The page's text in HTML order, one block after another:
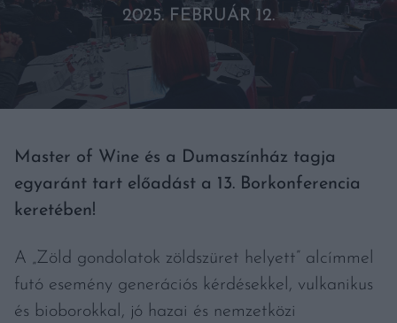
2025. FEBRUÁR 12.
Master of Wine és a Dumaszínház tagja
egyaránt tart előadást a 13. Borkonferencia
keretében!
A „Zöld gondolatok zöldszüret helyett” alcímmel
futó esemény generációs kérdésekkel, vulkanikus
és bioborokkal, jó hazai és nemzetközi